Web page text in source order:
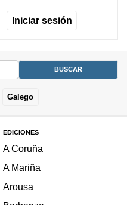
Iniciar sesión
Galego
EDICIONES
A Coruña
A Mariña
Arousa